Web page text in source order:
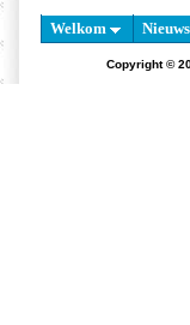
Welkom Nieuws
Copyright ©